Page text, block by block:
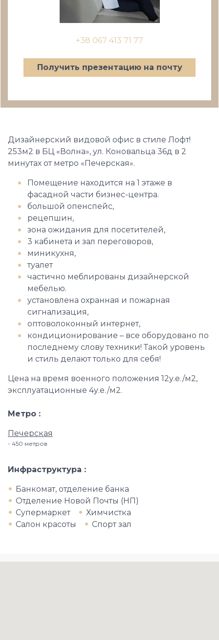
+38 067 413 71 77
Получить презентацию на почту
Дизайнерский видовой офис в стиле Лофт!
253м2 в БЦ «Волна», ул. Коновальца 36д в 2
минутах от метро «Печерская».
Помещение находится на 1 этаже в
фасадной части бизнес-центра.
большой опенспейс,
рецепшин,
зона ожидания для посетителей,
3 кабинета и зал переговоров,
миникухня,
туалет
частично меблированы дизайнерской
мебелью.
установлена охранная и пожарная
сигнализация,
оптоволоконный интернет,
кондиционирование – все оборудовано по
последнему слову техники! Такой уровень
и стиль делают только для себя!
Цена на время военного положения 12у.е./м2,
эксплуатационные 4у.е./м2.
Метро
Печерская
450 метров
Инфраструктура
Банкомат, отделение банка
Отделение Новой Почты (НП)
Супермаркет
Химчистка
Салон красоты
Спорт зал